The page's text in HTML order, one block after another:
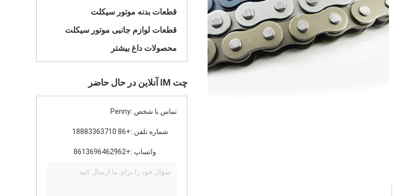
قطعات بدنه موتور سیکلت
قطعات لوازم جانبی موتور سیکلت
محصولات داغ بیشتر
چت IM آنلاین در حال حاضر
تماس با شخص :Penny
شماره تلفن :+86 18883363710
واتساپ :+8613696462962